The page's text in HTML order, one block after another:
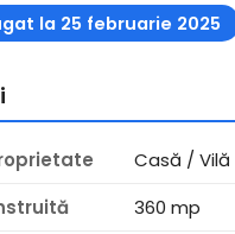
la 25 februarie 2025
Casă / Vilă
360 mp